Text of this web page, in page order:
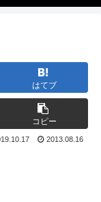
はてブ
コピー
2013.08.16